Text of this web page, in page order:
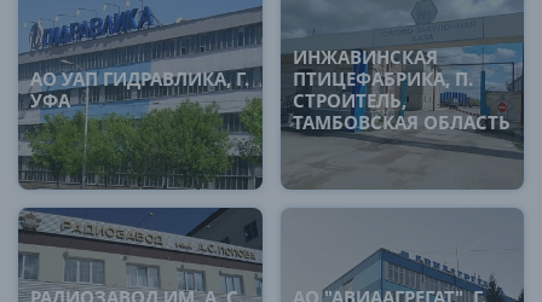
АО УАП ГИДРАВЛИКА, Г.
УФА
ИНЖАВИНСКАЯ
ПТИЦЕФАБРИКА, П.
СТРОИТЕЛЬ,
ТАМБОВСКАЯ ОБЛАСТЬ